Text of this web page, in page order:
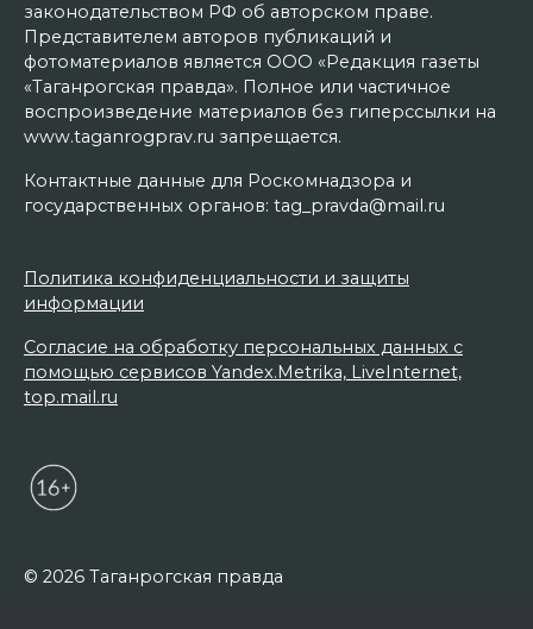
законодательством РФ об авторском праве.
Представителем авторов публикаций и
фотоматериалов является ООО «Редакция газеты
«Таганрогская правда». Полное или частичное
воспроизведение материалов без гиперссылки на
www.taganrogprav.ru запрещается.
Контактные данные для Роскомнадзора и
государственных органов: tag_pravda@mail.ru
Политика конфиденциальности и защиты
информации
Согласие на обработку персональных данных с
помощью сервисов Yandex.Metrika, LiveInternet,
top.mail.ru
© 2026 Таганрогская правда